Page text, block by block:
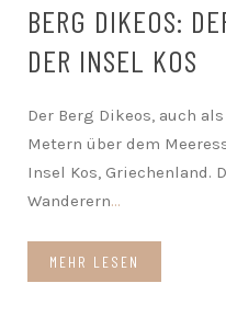
BERG DIKEOS:
DER INSEL KOS
Der Berg Dikeos, auch
Metern über dem
Insel Kos, Griechenland.
Wanderern...
MEHR LESEN